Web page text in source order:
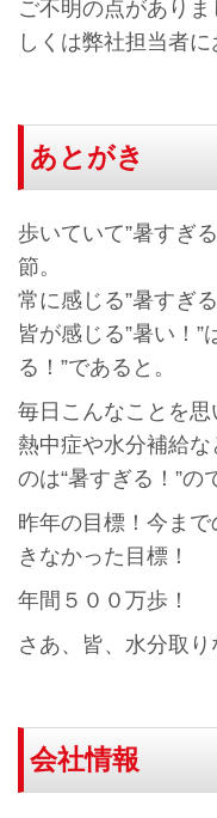
ご不明の点があり
しくは弊社担当者に
あとがき
歩いていて”暑すぎ
節。
常に感じる”暑すぎ
皆が感じる”暑い！”
る！”であると。
毎日こんなことを思
熱中症や水分補給
のは“暑すぎる！”の
昨年の目標！今ま
きなかった目標！
年間５００万歩！
さあ、皆、水分取り
会社情報